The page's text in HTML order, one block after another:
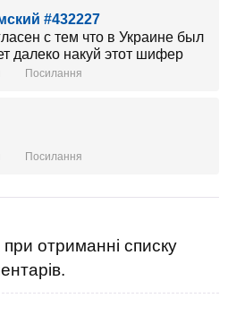
#432227
с тем что в Украине был
далеко накуй этот шифер
Посилання
Посилання
отриманні списку